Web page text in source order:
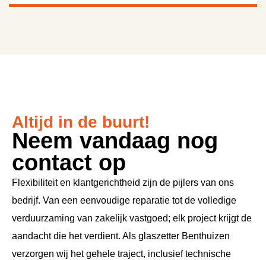
Altijd in de buurt!
Neem vandaag nog
contact op
Flexibiliteit en klantgerichtheid zijn de pijlers van ons
bedrijf. Van een eenvoudige reparatie tot de volledige
verduurzaming van zakelijk vastgoed; elk project krijgt de
aandacht die het verdient. Als glaszetter Benthuizen
verzorgen wij het gehele traject, inclusief technische